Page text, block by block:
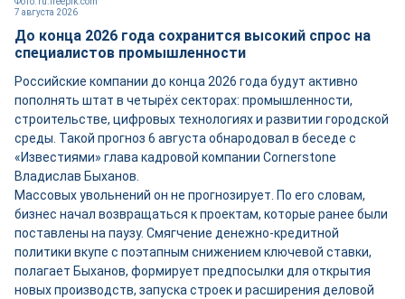
7 августа 2026
До конца 2026 года сохранится высокий спрос на
специалистов промышленности
Российские компании до конца 2026 года будут активно
пополнять штат в четырёх секторах: промышленности,
строительстве, цифровых технологиях и развитии городской
среды. Такой прогноз 6 августа обнародовал в беседе с
«Известиями» глава кадровой компании Cornerstone
Владислав Быханов.
Массовых увольнений он не прогнозирует. По его словам,
бизнес начал возвращаться к проектам, которые ранее были
поставлены на паузу. Смягчение денежно-кредитной
политики вкупе с поэтапным снижением ключевой ставки,
полагает Быханов, формирует предпосылки для открытия
новых производств, запуска строек и расширения деловой